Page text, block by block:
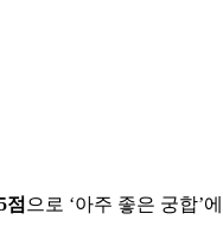
점 으로 ‘아주 좋은 궁합’